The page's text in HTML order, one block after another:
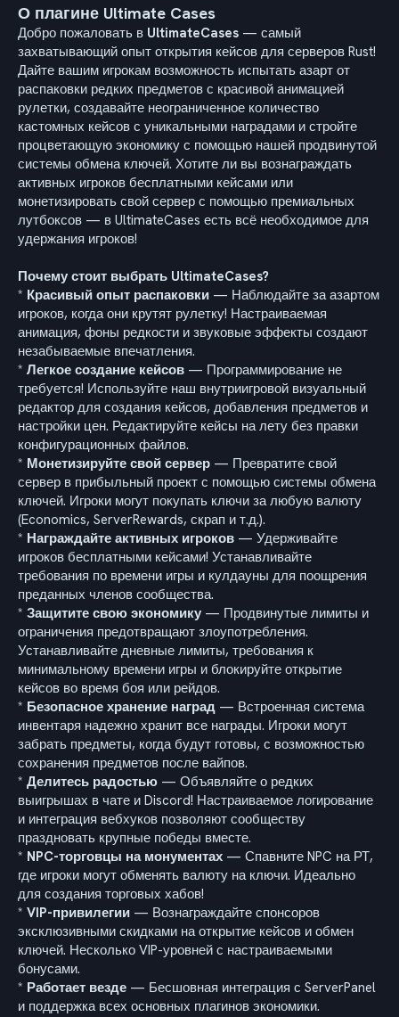
О плагине Ultimate Cases
Добро пожаловать в UltimateCases — самый
захватывающий опыт открытия кейсов для серверов Rust!
Дайте вашим игрокам возможность испытать азарт от
распаковки редких предметов с красивой анимацией
рулетки, создавайте неограниченное количество
кастомных кейсов с уникальными наградами и стройте
процветающую экономику с помощью нашей продвинутой
системы обмена ключей. Хотите ли вы вознаграждать
активных игроков бесплатными кейсами или
монетизировать свой сервер с помощью премиальных
лутбоксов — в UltimateCases есть всё необходимое для
удержания игроков!
Почему стоит выбрать UltimateCases?
* Красивый опыт распаковки — Наблюдайте за азартом
игроков, когда они крутят рулетку! Настраиваемая
анимация, фоны редкости и звуковые эффекты создают
незабываемые впечатления.
* Легкое создание кейсов — Программирование не
требуется! Используйте наш внутриигровой визуальный
редактор для создания кейсов, добавления предметов и
настройки цен. Редактируйте кейсы на лету без правки
конфигурационных файлов.
* Монетизируйте свой сервер — Превратите свой
сервер в прибыльный проект с помощью системы обмена
ключей. Игроки могут покупать ключи за любую валюту
(Economics, ServerRewards, скрап и т.д.).
* Награждайте активных игроков — Удерживайте
игроков бесплатными кейсами! Устанавливайте
требования по времени игры и кулдауны для поощрения
преданных членов сообщества.
* Защитите свою экономику — Продвинутые лимиты и
ограничения предотвращают злоупотребления.
Устанавливайте дневные лимиты, требования к
минимальному времени игры и блокируйте открытие
кейсов во время боя или рейдов.
* Безопасное хранение наград — Встроенная система
инвентаря надежно хранит все награды. Игроки могут
забрать предметы, когда будут готовы, с возможностью
сохранения предметов после вайпов.
* Делитесь радостью — Объявляйте о редких
выигрышах в чате и Discord! Настраиваемое логирование
и интеграция вебхуков позволяют сообществу
праздновать крупные победы вместе.
* NPC-торговцы на монументах — Спавните NPC на РТ,
где игроки могут обменять валюту на ключи. Идеально
для создания торговых хабов!
* VIP-привилегии — Вознаграждайте спонсоров
эксклюзивными скидками на открытие кейсов и обмен
ключей. Несколько VIP-уровней с настраиваемыми
бонусами.
* Работает везде — Бесшовная интеграция с ServerPanel
и поддержка всех основных плагинов экономики.